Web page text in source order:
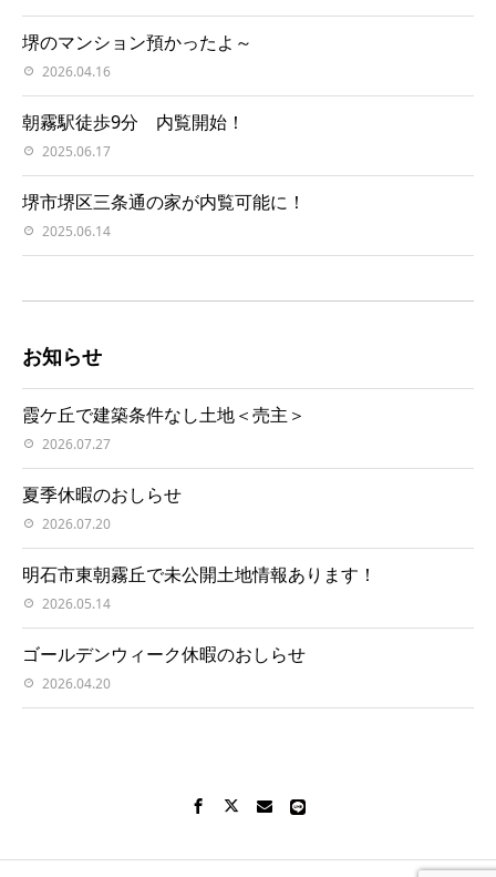
堺のマンション預かったよ～
2026.04.16
朝霧駅徒歩9分 内覧開始！
2025.06.17
堺市堺区三条通の家が内覧可能に！
2025.06.14
お知らせ
霞ケ丘で建築条件なし土地＜売主＞
2026.07.27
夏季休暇のおしらせ
2026.07.20
明石市東朝霧丘で未公開土地情報あります！
2026.05.14
ゴールデンウィーク休暇のおしらせ
2026.04.20